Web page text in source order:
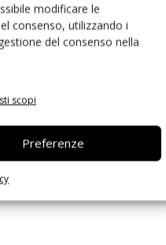
modificare le
consenso, utilizzando i
del consenso nella
scopi
Preferenze
sull’IA